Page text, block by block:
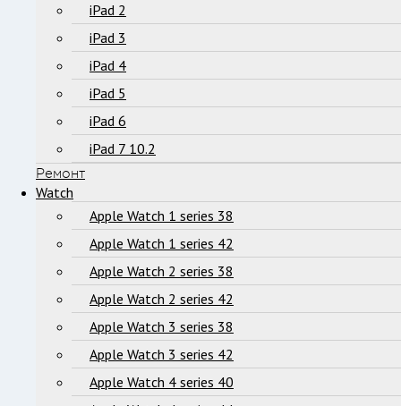
iPad 2
iPad 3
iPad 4
iPad 5
iPad 6
iPad 7 10.2
Ремонт
Watch
Apple Watch 1 series 38
Apple Watch 1 series 42
Apple Watch 2 series 38
Apple Watch 2 series 42
Apple Watch 3 series 38
Apple Watch 3 series 42
Apple Watch 4 series 40